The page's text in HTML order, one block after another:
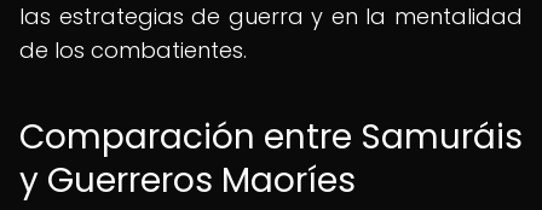
las estrategias de guerra y en la mentalidad
de los combatientes.
Comparación entre Samuráis
y Guerreros Maoríes